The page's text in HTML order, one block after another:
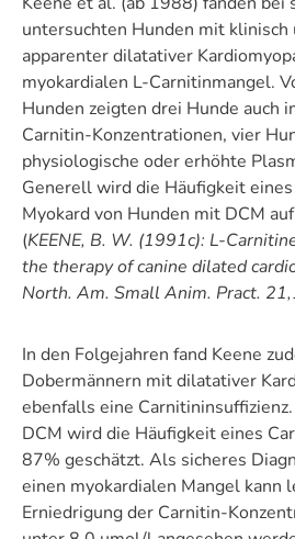
untersuchten Hunden mit klinisch
apparenter dilatativer
myokardialen L-Carnitinmangel.
Hunden zeigten drei Hunde auch
Carnitin-Konzentrationen, vier
physiologische oder erhöhte
Generell wird die Häufigkeit
Myokard von Hunden mit DCM
(KEENE, B. W. (1991c): L-
the therapy of canine dilated
North. Am. Small Anim. Pract.
In den Folgejahren fand Keene
Dobermännern mit dilatativer
ebenfalls eine
DCM wird die Häufigkeit eines
87% geschätzt. Als sicheres
einen myokardialen Mangel kann
Erniedrigung der Carnitin-